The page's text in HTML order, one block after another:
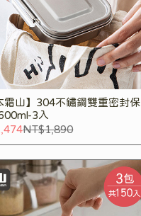
霜山】304不鏽鋼雙重密封保
3入
NT$1,890